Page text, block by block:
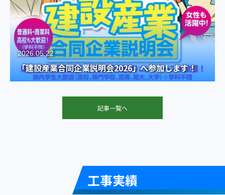
2026.05.22
「建設産業合同企業説明会2026」へ参加します！
記事一覧へ
工事実績